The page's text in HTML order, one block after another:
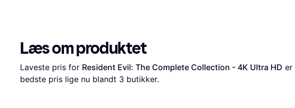
Læs om produktet
Laveste pris for Resident Evil: The Complete Collection - 4K Ultra HD er
bedste pris lige nu blandt 3 butikker.